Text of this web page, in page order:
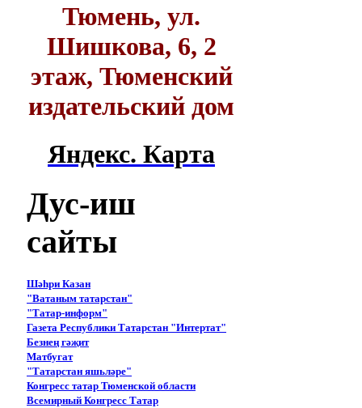
Тюмень, ул.
Шишкова, 6, 2
этаж, Тюменский
издательский дом
Яндекс. Карта
Дус-иш
сайты
Шәһри Казан
"Ватаным татарстан"
"Татар-информ"
Газета Республики Татарстан "Интертат"
Безнең гәҗит
Матбугат
"Татарстан яшьләре"
Конгресс татар Тюменской области
Всемирный Конгресс Татар